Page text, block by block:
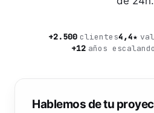
+2.500 clientes4,4★
+12 años
Hablemos de tu